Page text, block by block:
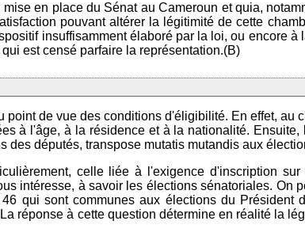
en place du Sénat au Cameroun et quia,
pouvant altérer la légitimité de cette
insuffisamment élaboré par la loi, ou encore
est censé parfaire la représentation.(B)
de vue des conditions d'éligibilité. En effet, au
à l'âge, à la résidence et à la nationalité.
députés, transpose mutatis mutandis aux
celle liée à l'exigence d'inscription
intéresse, à savoir les élections sénatoriales. On
qui sont communes aux élections du Président
réponse à cette question détermine en réalité la